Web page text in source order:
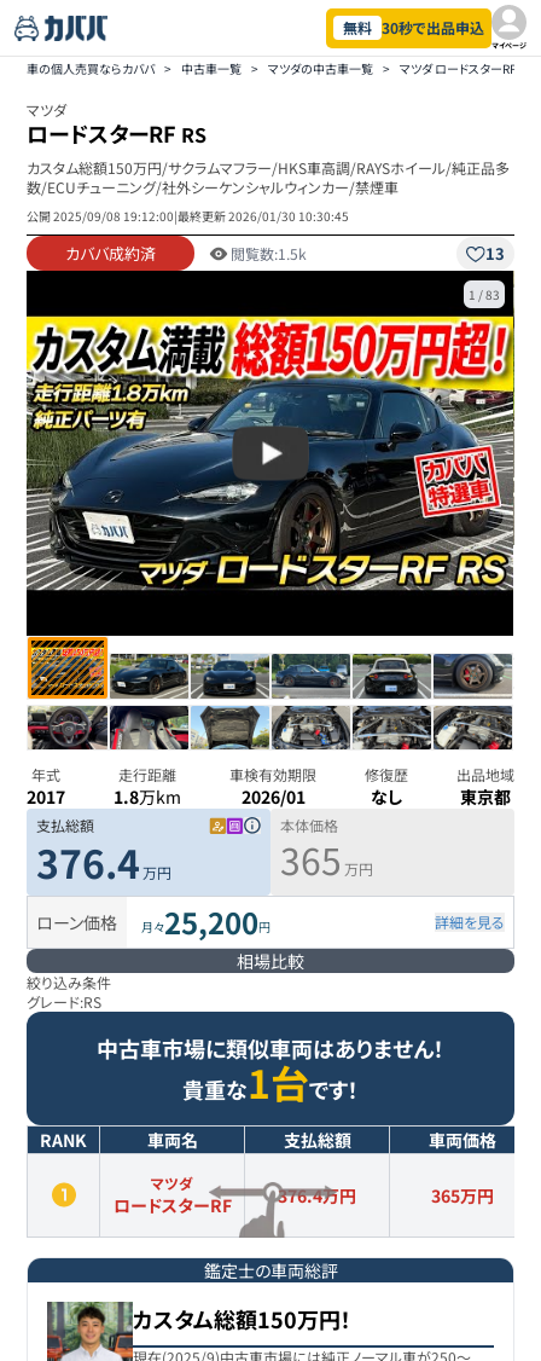
無料 30秒で出品申込
マイページ
車の個人売買ならカババ > 中古車一覧 > マツダの中古車一覧 > マツダ ロードスターRFの
マツダ
ロードスターRF RS
カスタム総額150万円/サクラムマフラー/HKS車高調/RAYSホイール/純正品多
数/ECUチューニング/社外シーケンシャルウィンカー/禁煙車
公開2025/09/08 19:12:00|最終更新2026/01/30 10:30:45
カババ成約済 閲覧数:1.5k 13
1 /83
年式
2017
走行距離
1.8万km
車検有効期限
2026/01
修復歴
なし
出品地域
東京都
支払総額
376.4 万円
本体価格
365 万円
ローン価格 月々25,200円 詳細を見る
相場比較
絞り込み条件
グレード:RS
中古車市場に類似車両はありません！
貴重な1台です！
RANK 車両名 支払総額 車両価格
マツダ
ロードスターRF 376.4万円 365万円
鑑定士の車両総評
カスタム総額150万円！